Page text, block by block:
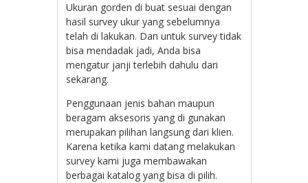
Ukuran gorden di buat sesuai dengan
hasil survey ukur yang sebelumnya
telah di lakukan. Dan untuk survey tidak
bisa mendadak jadi, Anda bisa
mengatur janji terlebih dahulu dari
sekarang.
Penggunaan jenis bahan maupun
beragam aksesoris yang di gunakan
merupakan pilihan langsung dari klien.
Karena ketika kami datang melakukan
survey kami juga membawakan
berbagai katalog yang bisa di pilih.